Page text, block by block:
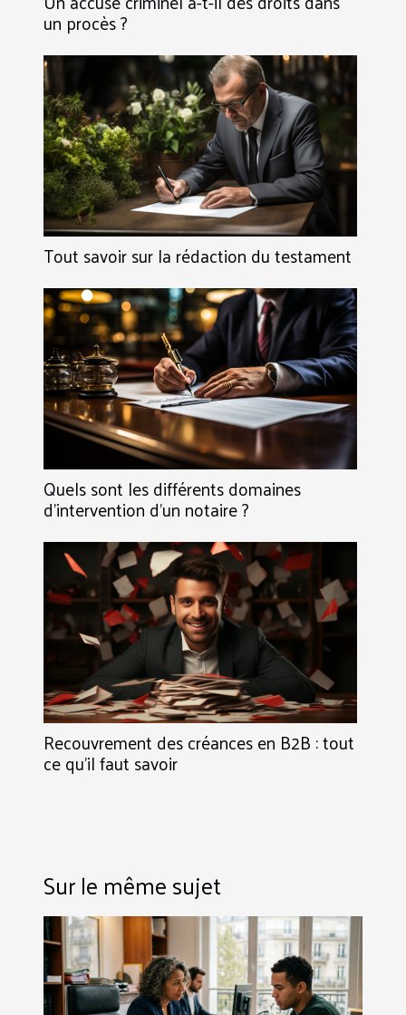
un procès ?
Tout savoir sur la rédaction du testament
Quels sont les différents domaines
d’intervention d’un notaire ?
Recouvrement des créances en B2B : tout
ce qu’il faut savoir
Sur le même sujet